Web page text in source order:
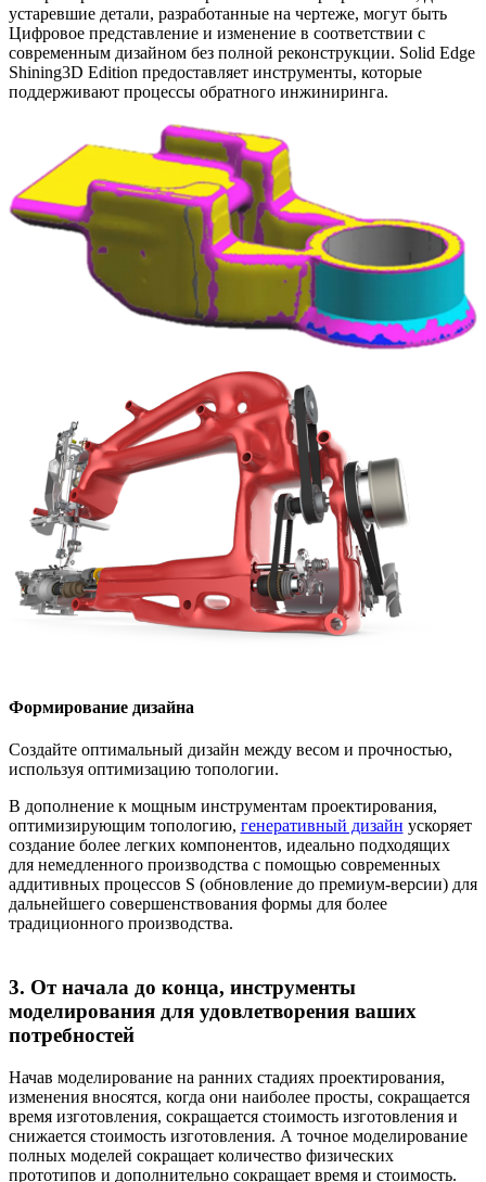
устаревшие детали, разработанные на чертеже, могут быть
Цифровое представление и изменение в соответствии с
современным дизайном без полной реконструкции. Solid Edge
Shining3D Edition предоставляет инструменты, которые
поддерживают процессы обратного инжиниринга.
Формирование дизайна
Создайте оптимальный дизайн между весом и прочностью,
используя оптимизацию топологии.
В дополнение к мощным инструментам проектирования,
оптимизирующим топологию, генеративный дизайн ускоряет
создание более легких компонентов, идеально подходящих
для немедленного производства с помощью современных
аддитивных процессов S (обновление до премиум-версии) для
дальнейшего совершенствования формы для более
традиционного производства.
3. От начала до конца, инструменты
моделирования для удовлетворения ваших
потребностей
Начав моделирование на ранних стадиях проектирования,
изменения вносятся, когда они наиболее просты, сокращается
время изготовления, сокращается стоимость изготовления и
снижается стоимость изготовления. А точное моделирование
полных моделей сокращает количество физических
прототипов и дополнительно сокращает время и стоимость.